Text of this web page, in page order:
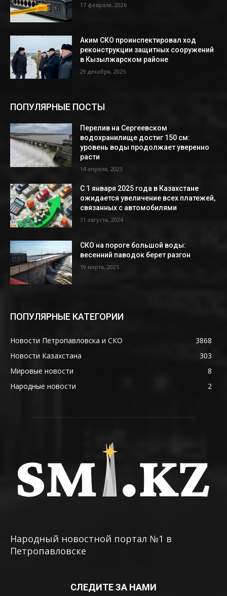
17 февраля, 2026
Аким СКО проинспектировал ход
реконструкции защитных сооружений
в Кызылжарском районе
29 декабря, 2025
ПОПУЛЯРНЫЕ ПОСТЫ
Перелив на Сергеевском
водохранилище достиг 150 см:
уровень воды продолжает уверенно
расти
14 апреля, 2025
С 1 января 2025 года в Казахстане
ожидается увеличение всех платежей,
связанных с автомобилями
31 августа, 2024
СКО на пороге большой воды:
весенний паводок берет разгон
19 марта, 2025
ПОПУЛЯРНЫЕ КАТЕГОРИИ
Новости Петропавловска и СКО
3868
Новости Казахстана
303
Мировые новости
8
Народные новости
2
Народный новостной портал №1 в
Петропавловске
СЛЕДИТЕ ЗА НАМИ